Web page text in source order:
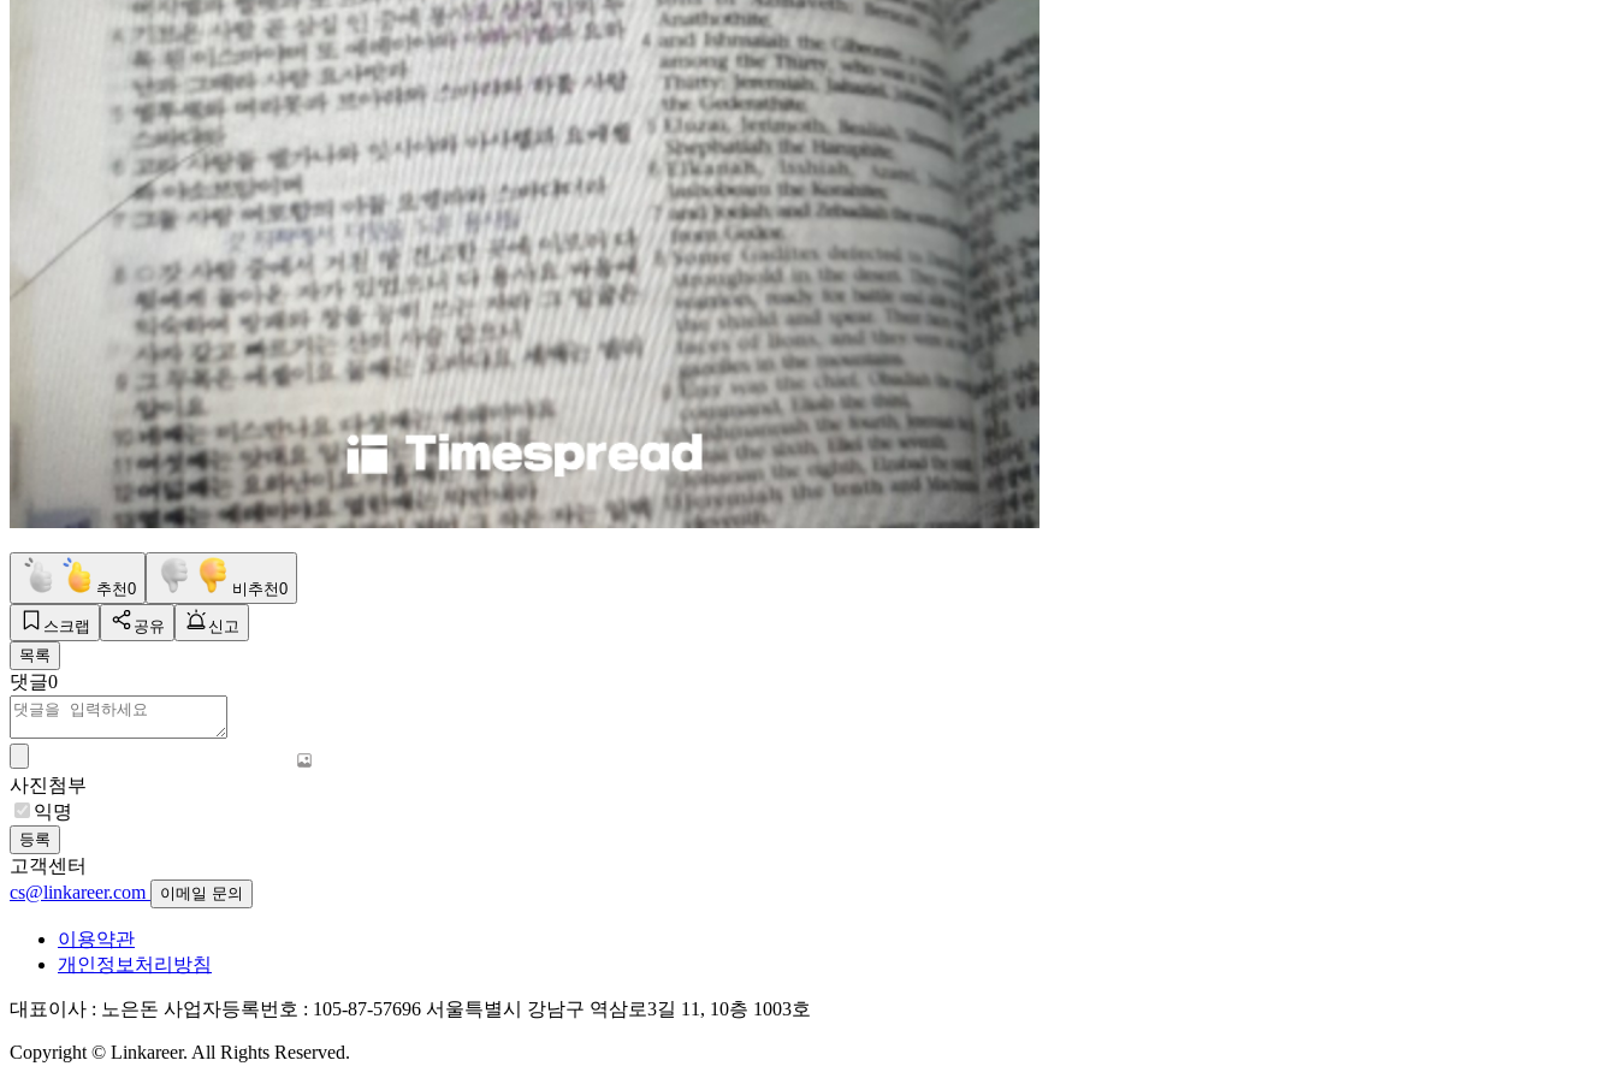
추천0 비추천0
스크랩 공유
신고
목록
댓글0
사진첨부
익명
등록
고객센터
cs@linkareer.com
이메일 문의
이용약관
개인정보처리방침
대표이사 : 노은돈 사업자등록번호 : 105-87-57696 서울특별시 강남구 역삼로3길 11, 10층 1003호
Copyright © Linkareer. All Rights Reserved.